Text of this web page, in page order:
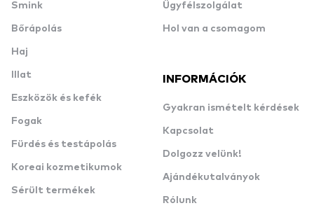
Smink
Bőrápolás
Haj
Illat
Eszközök és kefék
Fogak
Fürdés és testápolás
Koreai kozmetikumok
Sérült termékek
Ügyfélszolgálat
Hol van a csomagom
INFORMÁCIÓK
Gyakran ismételt kérdések
Kapcsolat
Dolgozz velünk!
Ajándékutalványok
Rólunk